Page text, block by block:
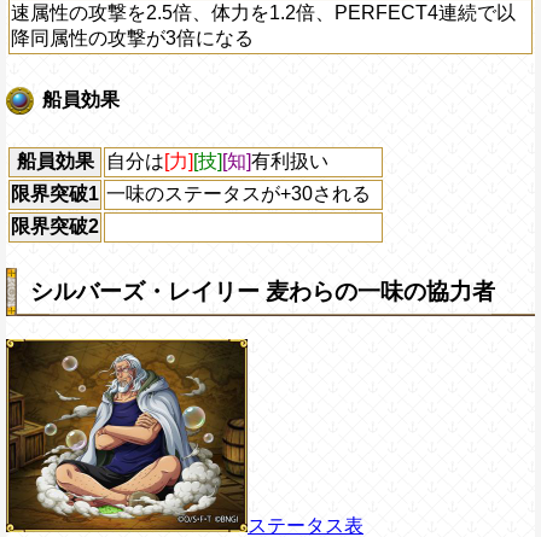
速属性の攻撃を2.5倍、体力を1.2倍、PERFECT4連続で以
降同属性の攻撃が3倍になる
船員効果
船員効果 自分は[力] [技] [知]有利扱い
限界突破1 一味のステータスが+30される
限界突破2
シルバーズ・レイリー 麦わらの一味の協力者
ステータス表